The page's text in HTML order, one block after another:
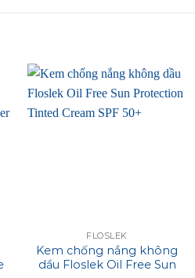
FLOSLEK
Kem chống nắng không
dầu Floslek Oil Free Sun